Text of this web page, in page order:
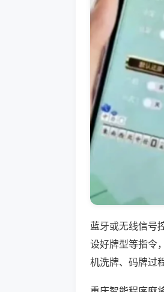
蓝牙或无线信号
设好牌型等指令
机洗牌、码牌过